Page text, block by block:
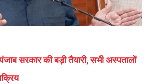
सरकार की बड़ी तैयारी, सभी अस्पतालों